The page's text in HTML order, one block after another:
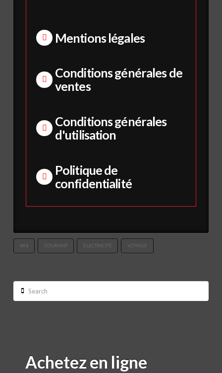
Mentions légales
Conditions générales de
ventes
Conditions générales
d'utilisation
Politique de
confidentialité
4X4 COURANT ELECTRICITÉ VOYAGE
Search
Achetez en ligne